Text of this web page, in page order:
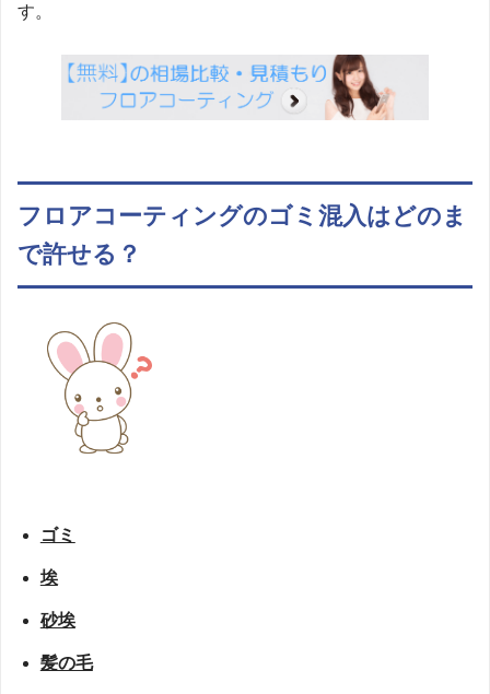
す。
フロアコーティングのゴミ混入はどのま
で許せる？
ゴミ
埃
砂埃
髪の毛